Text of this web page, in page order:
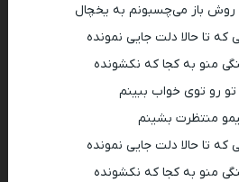
باز می‌چسبونم به یخچال
که تا حالا دلت جایی نمونده
منو به کجا که نکشونده
رو توی خواب ببینم
منتظرت بشینم
که تا حالا دلت جایی نمونده
منو به کجا که نکشونده